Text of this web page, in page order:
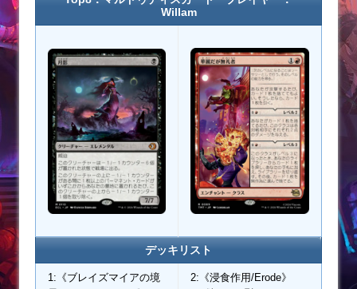
Willam
デッキリスト
1:《ブレイズマイアの境
2:《浸食作用/Erode》